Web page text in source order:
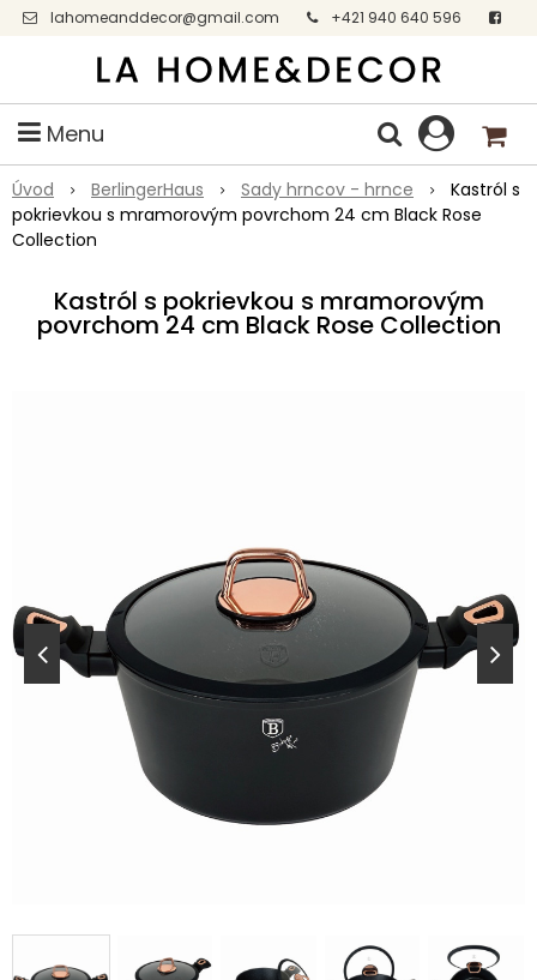
lahomeanddecor@gmail.com
+421 940 640 596
Facebook
Menu
Úvod BerlingerHaus Sady hrncov - hrnce
Kastról s
pokrievkou s mramorovým povrchom 24 cm Black Rose
Collection
Kastról s pokrievkou s mramorovým
povrchom 24 cm Black Rose Collection